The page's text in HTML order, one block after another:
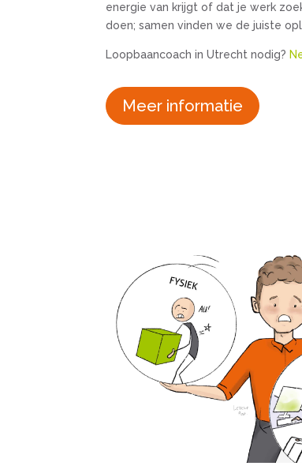
energie van krijgt of dat je werk
doen; samen vinden we de juiste
Loopbaancoach in Utrecht nodig?
Meer informatie